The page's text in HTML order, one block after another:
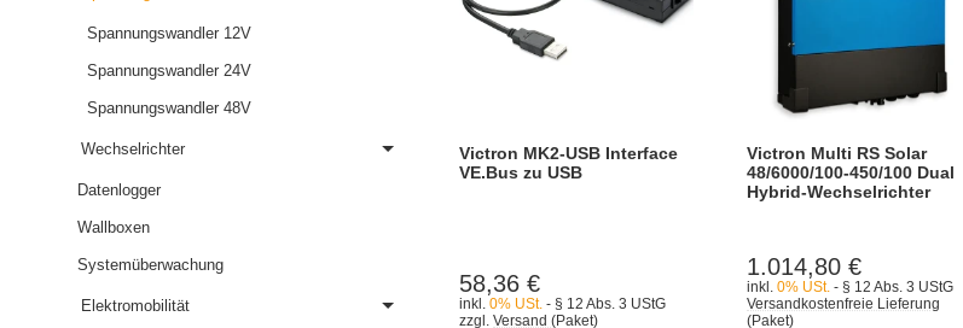
Victron MK2-USB Interface
VE.Bus zu USB
58,36 €
inkl. 0% USt. - § 12 Abs. 3 UStG
zzgl. Versand (Paket)
Victron Multi RS Solar
48/6000/100-450/100 Dual
Hybrid-Wechselrichter
1.014,80 €
inkl. 0% USt. - § 12 Abs. 3 UStG
Versandkostenfreie Lieferung
(Paket)
Spannungswandler 12V
Spannungswandler 24V
Spannungswandler 48V
Wechselrichter
Datenlogger
Wallboxen
Systemüberwachung
Elektromobilität